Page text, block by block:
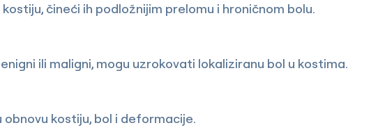
čineći ih podložnijim prelomu i hroničnom bolu.
ili maligni, mogu uzrokovati lokaliziranu bol u kostima.
kostiju, bol i deformacije.